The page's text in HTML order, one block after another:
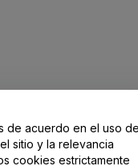
de acuerdo en el uso
sitio y la relevancia
cookies estrictamente